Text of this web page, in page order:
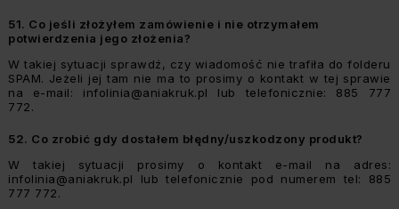
51. Co jeśli złożyłem zamówienie i nie otrzymałem
potwierdzenia jego złożenia?
W takiej sytuacji sprawdź, czy wiadomość nie trafiła do folderu
SPAM. Jeżeli jej tam nie ma to prosimy o kontakt w tej sprawie
na e-mail: infolinia@aniakruk.pl lub telefonicznie: 885 777
772.
52. Co zrobić gdy dostałem błędny/uszkodzony produkt?
W takiej sytuacji prosimy o kontakt e-mail na adres:
infolinia@aniakruk.pl lub telefonicznie pod numerem tel: 885
777 772.